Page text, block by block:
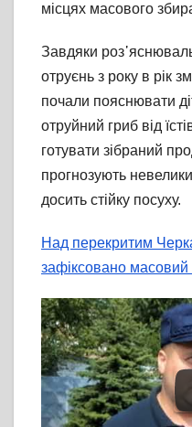
місцях масового
Завдяки
отруєнь з року в рік
почали пояснювати
отруйний гриб від
готувати зібраний
прогнозують
досить стійку посуху.
Над перекритим
зафіксовано масовий